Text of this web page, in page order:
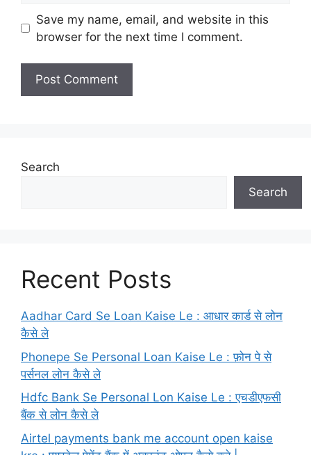
Save my name, email, and website in this
browser for the next time I comment.
Search
Search
Recent Posts
Aadhar Card Se Loan Kaise Le : आधार कार्ड से लोन
कैसे ले
Phonepe Se Personal Loan Kaise Le : फ़ोन पे से
पर्सनल लोन कैसे ले
Hdfc Bank Se Personal Lon Kaise Le : एचडीएफसी
बैंक से लोन कैसे ले
Airtel payments bank me account open kaise